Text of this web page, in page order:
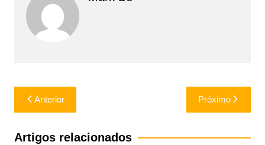
Navegação
de
Post
Anterior Próximo
Artigos relacionados